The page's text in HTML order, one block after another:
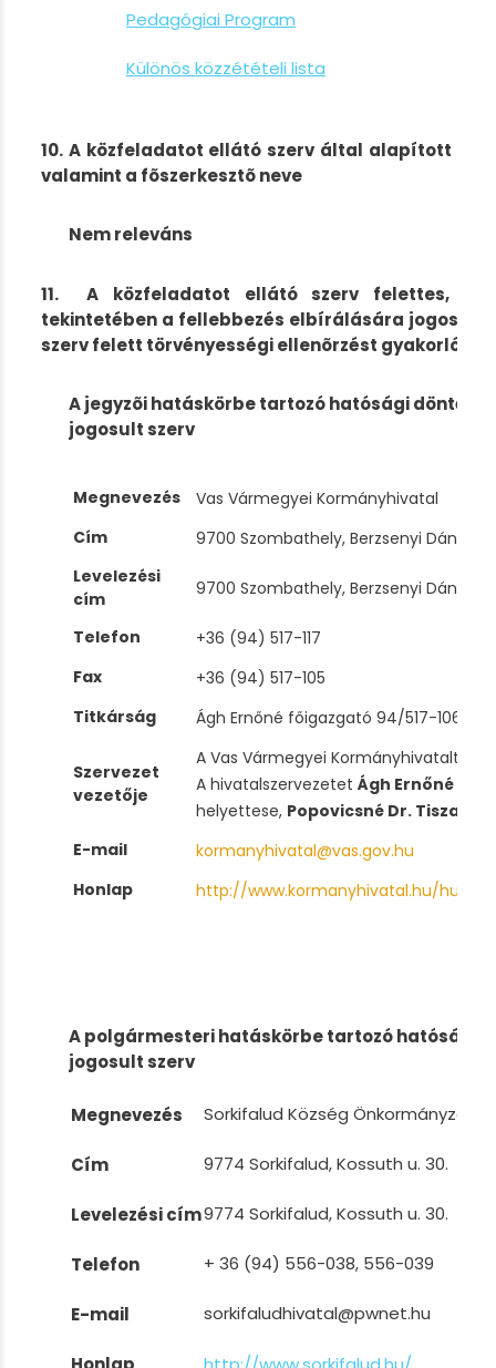
Pedagógiai Program
Különös közzétételi lista
10. A közfeladatot ellátó szerv által alapított
valamint a fõszerkesztõ neve
Nem releváns
11. A közfeladatot ellátó szerv felettes,
tekintetében a fellebbezés elbírálására jogosult
szerv felett törvényességi ellenõrzést gyakorló
A jegyzõi hatáskörbe tartozó hatósági
jogosult szerv
Megnevezés
Vas Vármegyei Kormányhivatal
Cím
9700 Szombathely, Berzsenyi Dániel
Levelezési
cím
9700 Szombathely, Berzsenyi Dániel
Telefon
+36 (94) 517-117
Fax
+36 (94) 517-105
Titkárság
Ágh Ernőné főigazgató 94/517-106;
Szervezet
vezetője
A Vas Vármegyei Kormányhivatalt
A hivatalszervezetet Ágh Ernőné
helyettese, Popovicsné Dr. Tisza
E-mail
kormanyhivatal@vas.gov.hu
Honlap
http://www.kormanyhivatal.hu/hu/vas
A polgármesteri hatáskörbe tartozó hatósági
jogosult szerv
Megnevezés Sorkifalud Község
Cím 9774 Sorkifalud, Kossuth u. 30.
Levelezési cím9774 Sorkifalud, Kossuth u. 30.
Telefon + 36 (94) 556-038, 556-039
E-mail sorkifaludhivatal@pwnet.hu